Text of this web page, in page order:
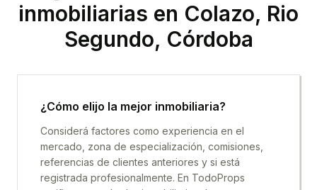
inmobiliarias en Colazo, Rio
Segundo, Córdoba
¿Cómo elijo la mejor inmobiliaria?
Considerá factores como experiencia en el
mercado, zona de especialización, comisiones,
referencias de clientes anteriores y si está
registrada profesionalmente. En TodoProps